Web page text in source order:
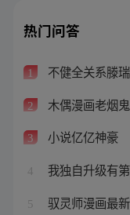
热门问答
1 不健全关系滕
2 木偶漫画老烟
3 小说亿亿神豪
4 我独自升级有
5 驭灵师漫画最